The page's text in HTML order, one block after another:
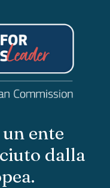
ente
dalla